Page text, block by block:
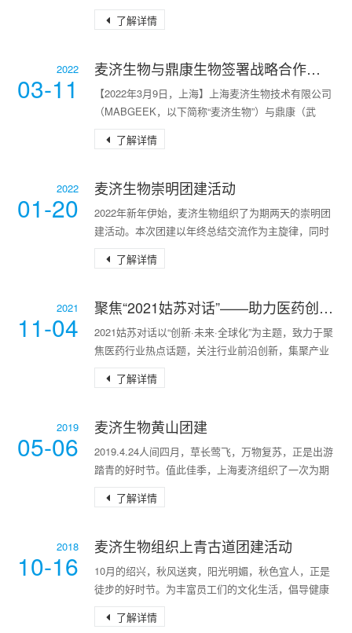
理。相较于已上市的抗哮喘生物制剂（如抗IgE抗
体、抗IL-5通路抗体等），MG-ZG122有望为非
了解详情
2022
03-11
麦济生物与鼎康生物签署战略合作，助力呼吸/免疫领域创新生物药驶入快车道
【2022年3月9日，上海】上海麦济生物技术有限公司
（MABGEEK，以下简称“麦济生物”）与鼎康（武
汉）生物医药有限公司（ChimeBiologics，以下简称
“鼎康生物”）就其一类生物药MG-K1
了解详情
2022
01-20
麦济生物崇明团建活动
2022年新年伊始，麦济生物组织了为期两天的崇明团
建活动。本次团建以年终总结交流作为主旋律，同时
安排了精彩纷呈的室内外活动。趁此机会，麦济同仁
得以短暂远离尘世的喧嚣，放松了身心。年会上，大
了解详情
2021
11-04
聚焦“2021姑苏对话”——助力医药创新，融入变革时代
2021姑苏对话以“创新·未来·全球化”为主题，致力于聚
焦医药行业热点话题，关注行业前沿创新，集聚产业
智慧和力量，由国内外权威专家、资深学者和领袖企
业带来22个专题论坛、100余场精彩演讲，共有包括
了解详情
2019
05-06
麦济生物黄山团建
2019.4.24人间四月，草长莺飞，万物复苏，正是出游
踏青的好时节。值此佳季，上海麦济组织了一次为期
3天的团建活动，全员出发前往黄山踏青。一路上，
大家三两成群，欢声笑语不绝于耳。在感慨祖国山河
身心得到了解放。最后大家在品尝了黄山当地特产美
进一步增强了团队的凝聚力。作为麦济大家庭的一
员，大家互相扶持互相鼓励
了解详情
2018
10-16
麦济生物组织上青古道团建活动
10月的绍兴，秋风送爽，阳光明媚，秋色宜人，正是
徒步的好时节。为丰富员工们的文化生活，倡导健康
理念，增进同事间沟通交流，提升团队凝聚力，2018
年10月12日~13日，上海麦济生物技术有限公司组织
了解详情